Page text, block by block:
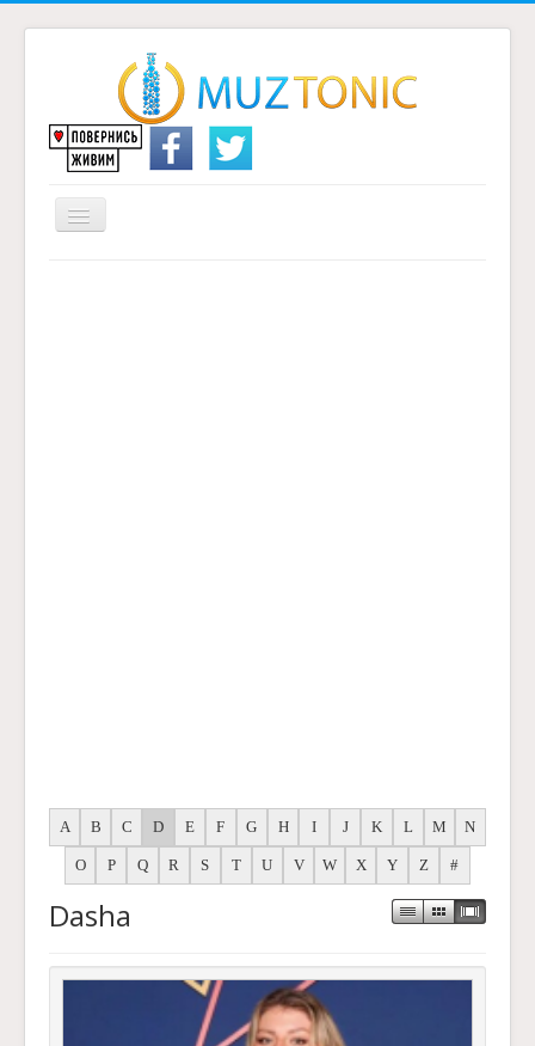
Перемикач
навігації
A B C D E F G H I J K L M N
O P Q R S T U V W X Y Z #
Dasha